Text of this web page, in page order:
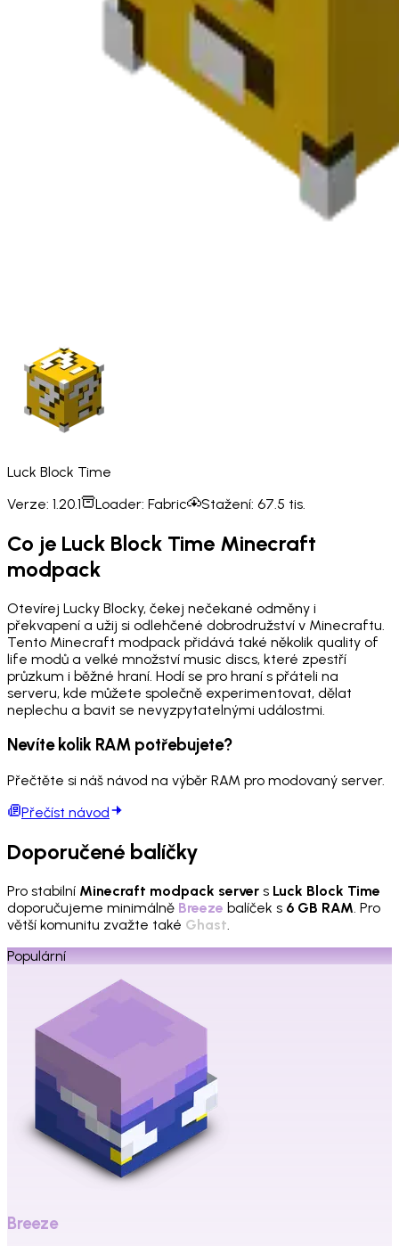
Luck Block Time
Verze: 1.20.1 Loader: Fabric Stažení: 67.5 tis.
Co je Luck Block Time Minecraft
modpack
Otevírej Lucky Blocky, čekej nečekané odměny i
překvapení a užij si odlehčené dobrodružství v Minecraftu.
Tento Minecraft modpack přidává také několik quality of
life modů a velké množství music discs, které zpestří
průzkum i běžné hraní. Hodí se pro hraní s přáteli na
serveru, kde můžete společně experimentovat, dělat
neplechu a bavit se nevyzpytatelnými událostmi.
Nevíte kolik RAM potřebujete?
Přečtěte si náš návod na výběr RAM pro modovaný server.
Přečíst návod
Doporučené balíčky
Pro stabilní Minecraft modpack server s Luck Block Time
doporučujeme minimálně Breeze balíček s 6 GB RAM. Pro
větší komunitu zvažte také Ghast.
Populární
Breeze